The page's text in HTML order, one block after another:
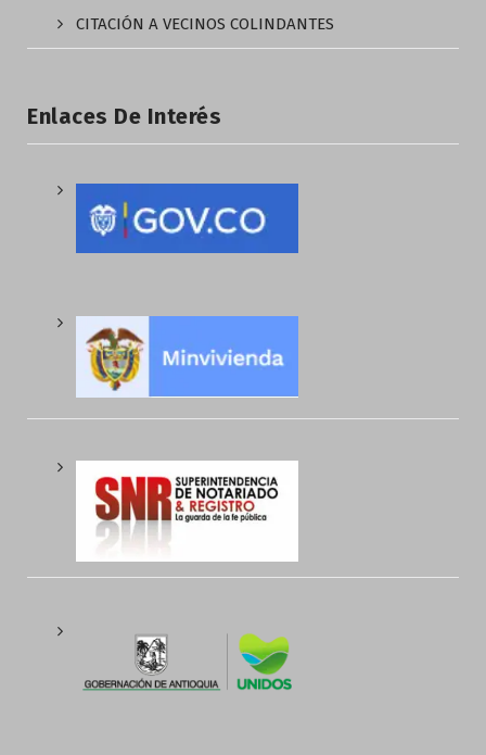
CITACIÓN A VECINOS COLINDANTES
Enlaces De Interés